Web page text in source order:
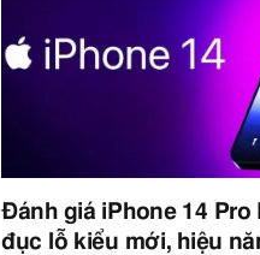
Đánh giá iPhone 14 Pro
đục lỗ kiểu mới, hiệu